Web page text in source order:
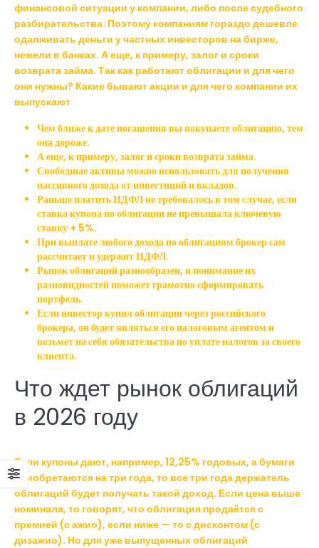
финансовой ситуации у компании, либо после судебного
разбирательства. Поэтому компаниям гораздо дешевле
одалживать деньги у частных инвесторов на бирже,
нежели в банках. А еще, к примеру, залог и сроки
возврата займа. Так как работают облигации и для чего
они нужны? Какие бывают акции и для чего компании их
выпускают
Чем ближе к дате погашения вы покупаете облигацию, тем
она дороже.
А еще, к примеру, залог и сроки возврата займа.
Свободные активы можно использовать для получения
пассивного дохода от инвестиций и вкладов.
Раньше платить НДФЛ не требовалось в том случае, если
ставка купона по облигации не превышала ключевую
ставку + 5%.
При выплате любого дохода по облигациям брокер сам
рассчитает и удержит НДФЛ.
Рынок облигаций разнообразен, и понимание их
разновидностей поможет грамотно сформировать
портфель.
Если инвестор купил облигации через российского
брокера, он будет являться его налоговым агентом и
возьмет на себя обязательства по уплате налогов за своего
клиента.
Что ждет рынок облигаций
в 2026 году
Если купоны дают, например, 12,25% годовых, а бумаги
приобретаются на три года, то все три года держатель
облигаций будет получать такой доход. Если цена выше
номинала, то говорят, что облигация продаётся с
премией (с ажио), если ниже — то с дисконтом (с
дизажио). Но для уже выпущенных облигаций